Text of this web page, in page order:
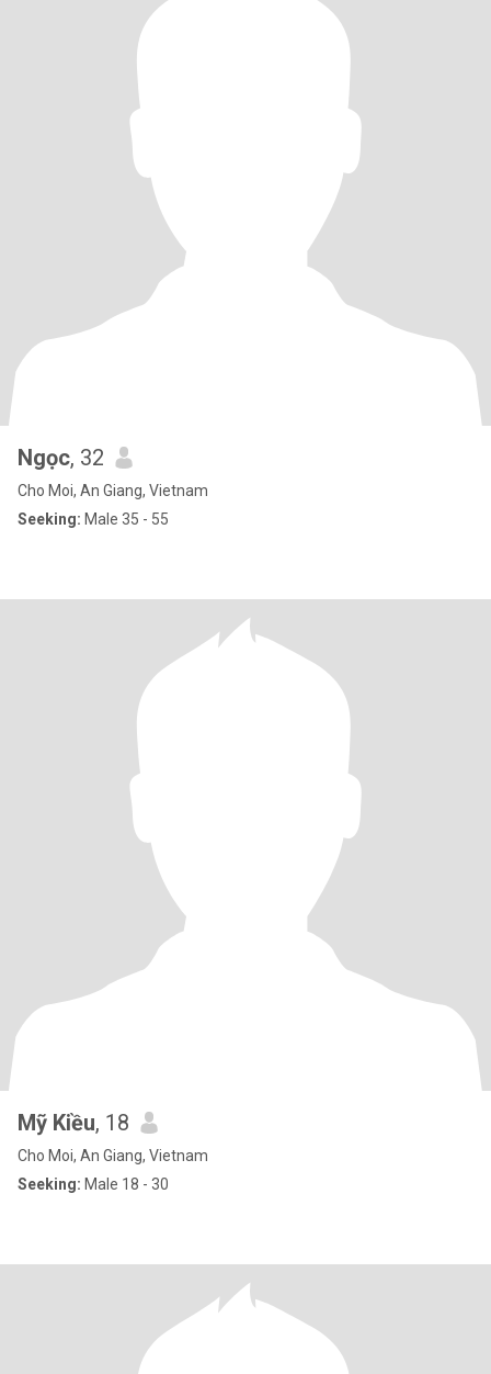
Ngọc, 32
Cho Moi, An Giang, Vietnam
Seeking: Male 35 - 55
Mỹ Kiều, 18
Cho Moi, An Giang, Vietnam
Seeking: Male 18 - 30